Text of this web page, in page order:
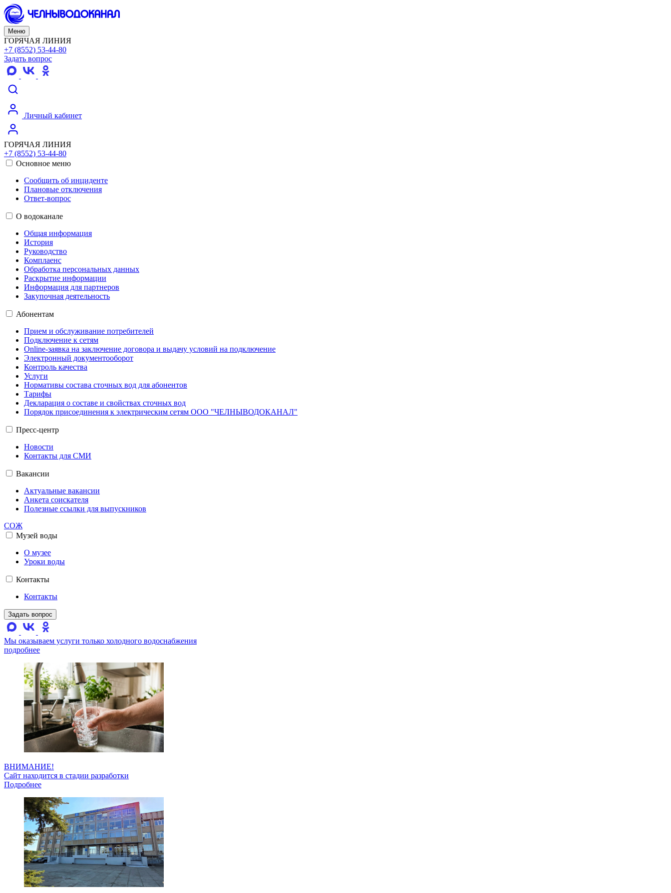
Меню
ГОРЯЧАЯ ЛИНИЯ
+7 (8552) 53-44-80
Задать вопрос
Личный кабинет
ГОРЯЧАЯ ЛИНИЯ
+7 (8552) 53-44-80
Основное меню
Сообщить об инциденте
Плановые отключения
Ответ-вопрос
О водоканале
Общая информация
История
Руководство
Комплаенс
Обработка персональных данных
Раскрытие информации
Информация для партнеров
Закупочная деятельность
Абонентам
Прием и обслуживание потребителей
Подключение к сетям
Online-заявка на заключение договора и выдачу условий на подключение
Электронный документооборот
Контроль качества
Услуги
Нормативы состава сточных вод для абонентов
Тарифы
Декларация о составе и свойствах сточных вод
Порядок присоединения к электрическим сетям ООО "ЧЕЛНЫВОДОКАНАЛ"
Пресс-центр
Новости
Контакты для СМИ
Вакансии
Актуальные вакансии
Анкета соискателя
Полезные ссылки для выпускников
СОЖ
Музей воды
О музее
Уроки воды
Контакты
Контакты
Задать вопрос
Мы оказываем услуги только холодного водоснабжения
подробнее
ВНИМАНИЕ!
Сайт находится в стадии разработки
Подробнее